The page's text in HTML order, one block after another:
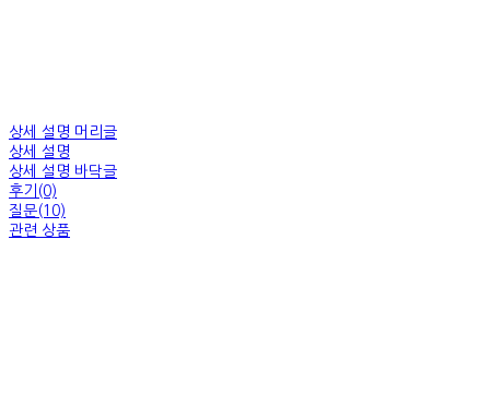
상세 설명 머리글
상세 설명
상세 설명 바닥글
후기(0)
질문(10)
관련 상품